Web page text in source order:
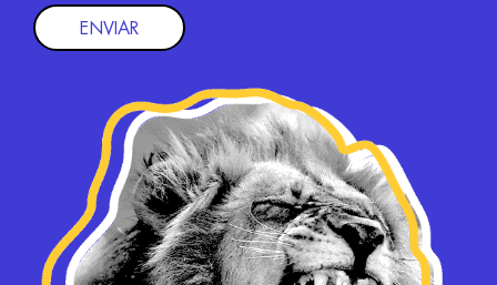
ENVIAR